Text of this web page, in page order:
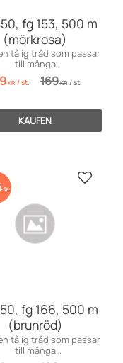
fg 153, 500 m
(mörkrosa)
tålig tråd som passar
till många
inom
men även för
KR /st. 169KR /st.
KAUFEN
hinzufügen
fg 166, 500 m
(brunröd)
tålig tråd som passar
till många
% Zu